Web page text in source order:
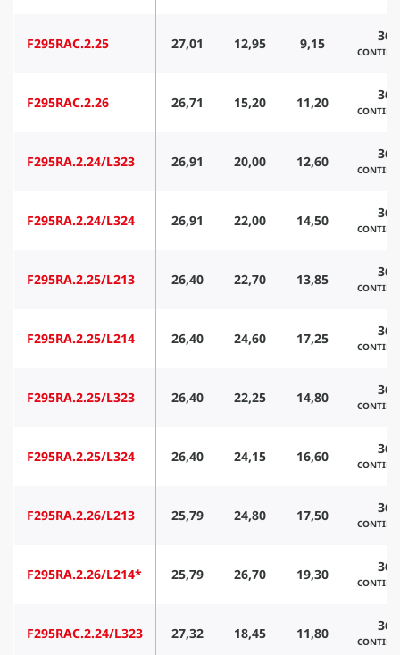
F295RAC.2.25 27,01 12,95 9,15 360
F295RAC.2.26 26,71 15,20 11,20 360
F295RA.2.24/L323 26,91 20,00 12,60 360
F295RA.2.24/L324 26,91 22,00 14,50 360
F295RA.2.25/L213 26,40 22,70 13,85 360
F295RA.2.25/L214 26,40 24,60 17,25 360
F295RA.2.25/L323 26,40 22,25 14,80 360
F295RA.2.25/L324 26,40 24,15 16,60 360
F295RA.2.26/L213 25,79 24,80 17,50 360
F295RA.2.26/L214* 25,79 26,70 19,30 360
F295RAC.2.24/L323 27,32 18,45 11,80 360